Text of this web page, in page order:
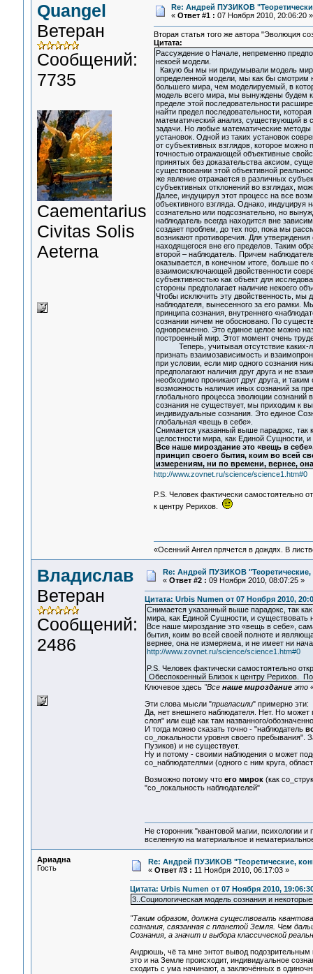
Quangel
Ветеран
Сообщений:
7735
Сaementarius
Civitas Solis
Aeterna
Re: Андрей ПУЗИКОВ
« Ответ #1 : 07 Ноября 2010, 20:06:20 »
Вторая статья того же автора "Эволюция
Цитата:
Рассуждение о Начале, непременно
некоей модели.
Какую бы мы ни придумывали модель
определенной модели, мы как бы смотрим
большего мира, чем моделируемый, в
модель всего мира, мы вынуждены будем
пределе этой последовательности
найти предел последовательности,
математический анализ, существующий в
задачи. Но любые математические методы
установок. Одной из таких установок
от субъективных взглядов, которое можно
точностью отражающей объективные
принятых без доказательства аксиом,
существовании этой объективной
же явление отражается в различных
субъективных отклонений во взглядах,
Далее, индуцируя этот процесс на все
объективного взгляда. Однако, индуцируя
сознательно или подсознательно, но
наблюдатель всегда находится вне
создает проблем, до тех пор, пока мы
возникают противоречия. Для
находящегося вне его пределов. Таким
второй – наблюдатель. Причем
оказывается, в конечном итоге, больше
взаимоисключающей двойственности
субъективностью как объект для
стороны предполагает наличие некоего
Чтобы исключить эту двойственность, мы
наблюдателя, вынесенного за его рамки.
принципа сознания, внутреннего
сознании ничем не обосновано. По
одновременно. Это единое целое можно
построенный мир. Этот момент очень
Теперь, учитывая отсутствие каких-
признать взаимозависимость и
при условии, если мир одного сознания
предполагают наличия друг друга и не
необходимо проникают друг друга, и
возможность наличия иных сознаний за
глобального процесса эволюции сознаний
сознания не существует, мы приходим к
индивидуальные сознания. Это единое
глобальная «вещь в себе».
Снимается указанный выше парадокс, так
целостности мира, как Единой Сущности,
Все наше мироздание это «вещь в
принцип своего бытия, коим во всей
измерениям, ни по времени, вернее,
http://www.zovnet.ru/science/science1.htm#0
P.S. Человек фактически самостоятельно
к центру Рерихов.
«Осенний Ангел прячется в дождях. В
Владислав
Ветеран
Сообщений:
2486
Re: Андрей ПУЗИКОВ
« Ответ #2 : 09 Ноября 2010, 08:07:25 »
Цитата: Urbis Numen от 07 Ноября 2010,
Снимается указанный выше парадокс, так
мира, как Единой Сущности, и существовать
Все наше мироздание это «вещь в себе»,
бытия, коим во всей своей полноте и
вернее, она не измеряема, и не имеет ни
http://www.zovnet.ru/science/science1.htm#0
P.S. Человек фактически самостоятельно
Обеспокоенный Близок к центру Рерихов.
Ключевое здесь "Все наше мирозданиеэто
Эти слова мысли "пригласили" примерно эти:
Да, нет внешнего наблюдателя. Нет. Но
слоя" или ещё как там названного/
И тогда можно сказать точно - "наблюдатель
со_локальности уровня своего пребывания".
Пузиков) и не существует.
Ну и потому - своими наблюдения о может
со_наблюдателями (одного с ним круга,
Возможно потому что его мирок(как
"со_локальность наблюдателей"
Не сторонник "квантовой магии, психологии
вселенную на материальное и
Ариадна
Гость
Re: Андрей ПУЗИКОВ "Теоретические,
« Ответ #3 : 11 Ноября 2010, 06:17:03 »
Цитата: Urbis Numen от 07 Ноября 2010,
3..Социологическая модель сознания и
"Таким образом, должна существовать
сознания, связанная с планетой Земля. Чем
Сознания, а значит и выбора классической
Андрюшь, чё та мне энтот вывод
это и на Земле происходит, индивидуальное
сходить с ума начинают, а заключённых в